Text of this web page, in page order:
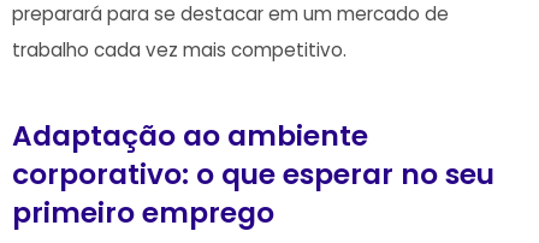
preparará para se destacar em um mercado‍ de⁣
trabalho cada vez mais competitivo.
Adaptação ao ambiente
corporativo: o que​ esperar no⁢ seu
primeiro emprego